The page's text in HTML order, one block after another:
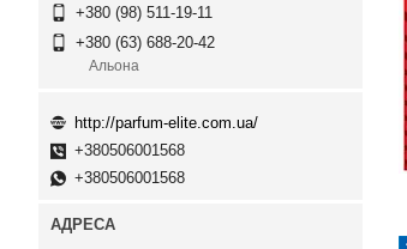
+380 (98) 511-19-11
+380 (63) 688-20-42
Альона
http://parfum-elite.com.ua/
+380506001568
+380506001568